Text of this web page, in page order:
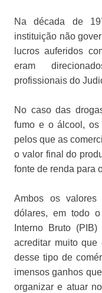
Na década de
instituição não
lucros auferidos
eram
profissionais do
No caso das
fumo e o álcool, os
pelos que as
o valor final do
fonte de renda para
Ambos os
dólares, em todo
Interno Bruto
acreditar muito
desse tipo de
imensos ganhos
organizar e atuar